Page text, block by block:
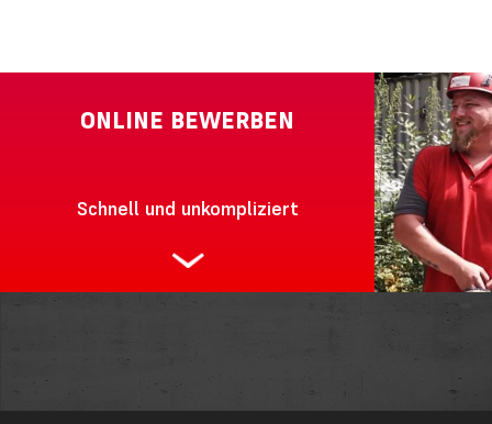
ONLINE BEWERBEN
Schnell und unkompliziert